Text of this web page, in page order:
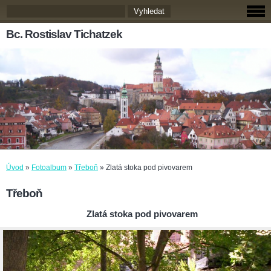
Bc. Rostislav Tichatzek
Úvod » Fotoalbum » Třeboň » Zlatá stoka pod pivovarem
Třeboň
Zlatá stoka pod pivovarem